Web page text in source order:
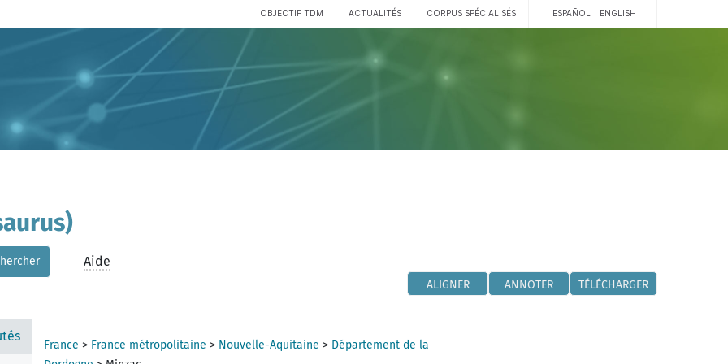
OBJECTIF TDM ACTUALITÉS CORPUS SPÉCIALISÉS ESPAÑOL ENGLISH
Aide
ALIGNER ANNOTER TÉLÉCHARGER
France > France métropolitaine > Nouvelle-Aquitaine > Département de la